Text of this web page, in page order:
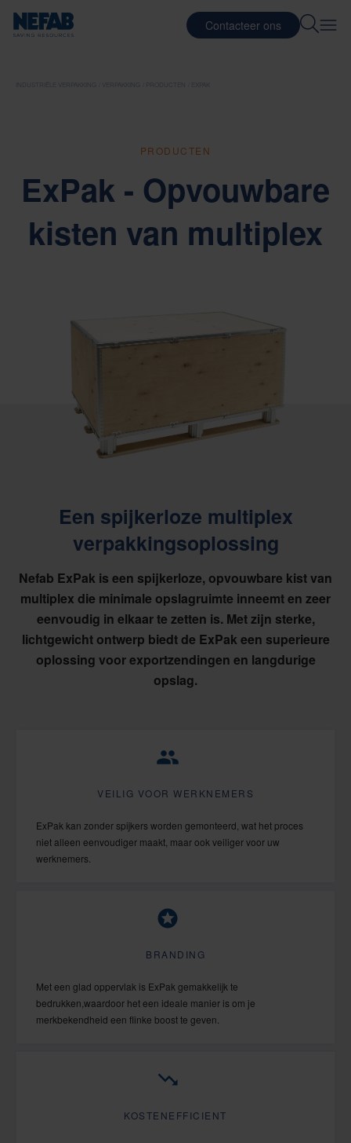
Contacteer ons
INDUSTRIËLE VERPAKKING VERPAKKING EXPAK
PRODUCTEN
ExPak - Opvouwbare
kisten van multiplex
Een spijkerloze multiplex
verpakkingsoplossing
Nefab ExPak is een spijkerloze, opvouwbare kist van
multiplex die minimale opslagruimte inneemt en zeer
eenvoudig in elkaar te zetten is. Met zijn sterke,
lichtgewicht ontwerp biedt de ExPak een superieure
oplossing voor exportzendingen en langdurige
opslag.
VEILIG VOOR WERKNEMERS
ExPak kan zonder spijkers worden gemonteerd, wat het proces
niet alleen eenvoudiger maakt, maar ook veiliger voor uw
werknemers.
BRANDING
Met een glad oppervlak is ExPak gemakkelijk te
bedrukken, waardoor het een ideale manier is om je
merkbekendheid een flinke boost te geven.
KOSTENEFFICIENT